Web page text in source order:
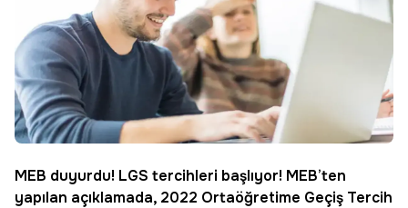
MEB duyurdu! LGS tercihleri başlıyor! MEB’ten
yapılan açıklamada, 2022 Ortaöğretime Geçiş Tercih